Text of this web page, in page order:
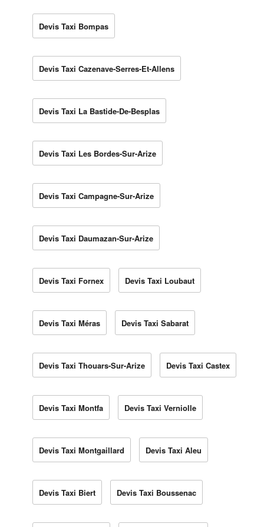
Devis Taxi Bompas
Devis Taxi Cazenave-Serres-Et-Allens
Devis Taxi La Bastide-De-Besplas
Devis Taxi Les Bordes-Sur-Arize
Devis Taxi Campagne-Sur-Arize
Devis Taxi Daumazan-Sur-Arize
Devis Taxi Fornex Devis Taxi Loubaut
Devis Taxi Méras Devis Taxi Sabarat
Devis Taxi Thouars-Sur-Arize Devis Taxi Castex
Devis Taxi Montfa Devis Taxi Verniolle
Devis Taxi Montgaillard Devis Taxi Aleu
Devis Taxi Biert Devis Taxi Boussenac